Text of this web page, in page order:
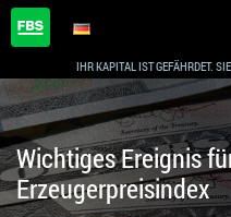
IHR KAPITAL IST GEFÄHRDET.
Wichtiges Ereignis
Erzeugerpreisindex